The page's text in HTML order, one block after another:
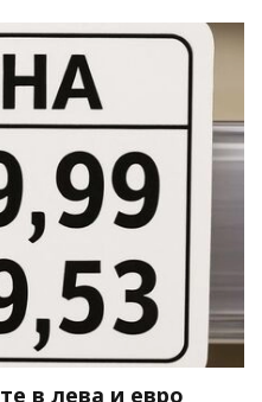
в лева и евро